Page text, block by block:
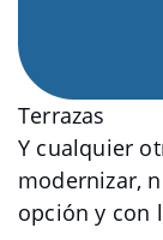
Terrazas
Y cualquier
modernizar,
opción y con